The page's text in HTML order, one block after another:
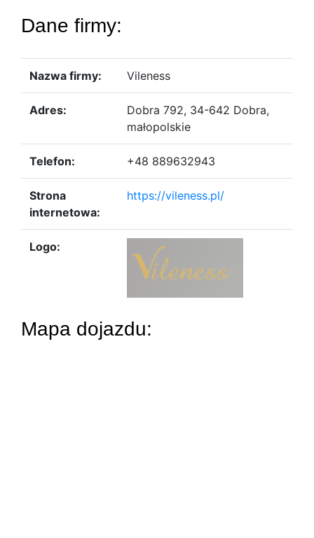
Dane firmy:
Nazwa firmy: Vileness
Adres:
Dobra 792, 34-642 Dobra,
małopolskie
Telefon: +48 889632943
Strona
internetowa:
https://vileness.pl/
Logo:
Mapa dojazdu: